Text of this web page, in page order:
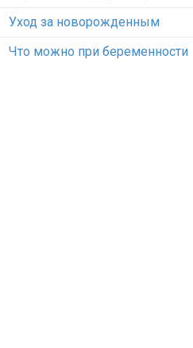
Уход за новорожденным
Что можно при беременности